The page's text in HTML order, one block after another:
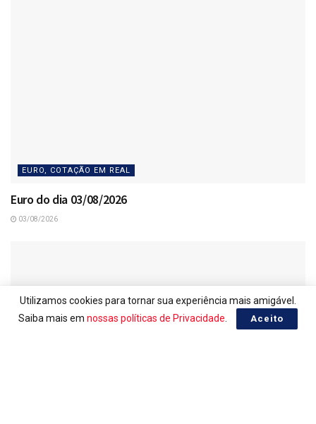
EURO, COTAÇÃO EM REAL
Euro do dia 03/08/2026
03/08/2026
Utilizamos cookies para tornar sua experiência mais amigável.
Saiba mais em nossas políticas de Privacidade Aceito